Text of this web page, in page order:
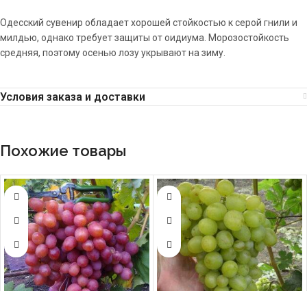
Одесский сувенир обладает хорошей стойкостью к серой гнили и
милдью, однако требует защиты от оидиума. Морозостойкость
средняя, поэтому осенью лозу укрывают на зиму.
Условия заказа и доставки
Похожие товары